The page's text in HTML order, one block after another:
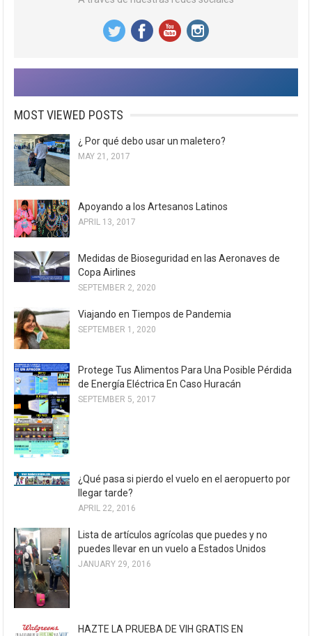
MOST VIEWED POSTS
¿ Por qué debo usar un maletero?
MAY 21, 2017
Apoyando a los Artesanos Latinos
APRIL 13, 2017
Medidas de Bioseguridad en las Aeronaves de
Copa Airlines
SEPTEMBER 2, 2020
Viajando en Tiempos de Pandemia
SEPTEMBER 1, 2020
Protege Tus Alimentos Para Una Posible Pérdida
de Energía Eléctrica En Caso Huracán
SEPTEMBER 5, 2017
¿Qué pasa si pierdo el vuelo en el aeropuerto por
llegar tarde?
APRIL 22, 2016
Lista de artículos agrícolas que puedes y no
puedes llevar en un vuelo a Estados Unidos
JANUARY 29, 2016
HAZTE LA PRUEBA DE VIH GRATIS EN